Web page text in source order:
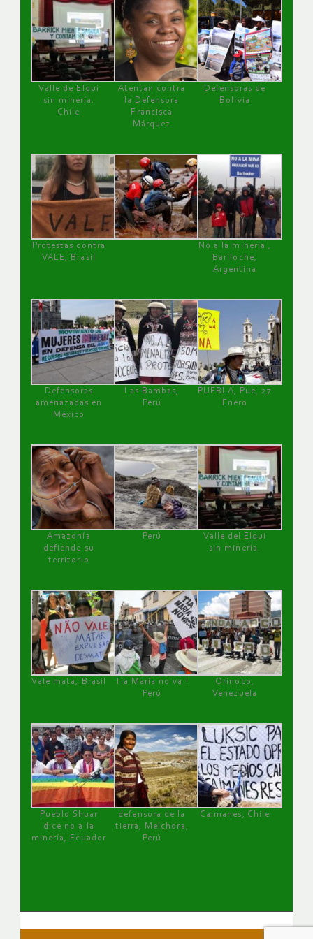
Valle de Elqui
sin minería.
Chile
Atentan contra
la Defensora
Francisca
Márquez
Defensoras de
Bolivia
Protestas contra
VALE, Brasil
No a la minería ,
Bariloche,
Argentina
Defensoras
amenazadas en
México
Las Bambas,
Perú
PUEBLA, Pue, 27
Enero
Amazonía
defiende su
territorio
Perú
Valle del Elqui
sin minería.
Vale mata, Brasil
Tía María no va !
Perú
Orinoco,
Venezuela
Pueblo Shuar
dice no a la
minería, Ecuador
defensora de la
tierra, Melchora,
Perú
Caimanes, Chile